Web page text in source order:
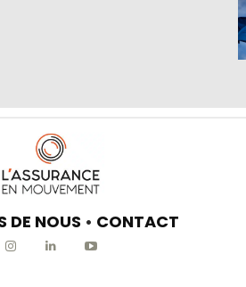
DE NOUS • CONTACT